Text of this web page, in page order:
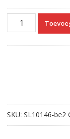
Originele
SKU: SL10146-be2